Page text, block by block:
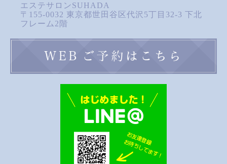
エステサロンSUHADA
〒155-0032 東京都世田谷区代沢5丁目32-3 下北
フレーム2階